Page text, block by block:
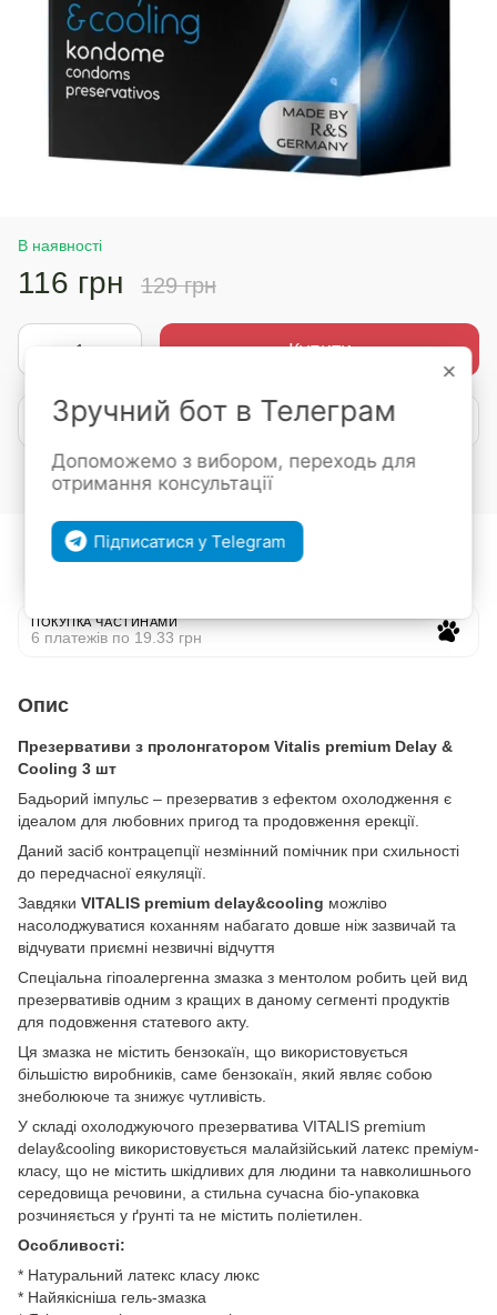
В наявності
116 грн 129 грн
Купити
Покупка частинами від mono
Увійтидля відображення накопичувальної знижки
До обраного
ПОКУПКА ЧАСТИНАМИ
6 платежів по 19.33 грн
Опис
Презервативи з пролонгатором Vitalis premium Delay &
Cooling 3 шт
Бадьорий імпульс – презерватив з ефектом охолодження є
ідеалом для любовних пригод та продовження ерекції.
Даний засіб контрацепції незмінний помічник при схильності
до передчасної еякуляції.
Завдяки VITALIS premium delay&cooling можліво
насолоджуватися коханням набагато довше ніж зазвичай та
відчувати приємні незвичні відчуття
Спеціальна гіпоалергенна змазка з ментолом робить цей вид
презервативів одним з кращих в даному сегменті продуктів
для подовження статевого акту.
Ця змазка не містить бензокаїн, що використовується
більшістю виробників, саме бензокаїн, який являє собою
знеболююче та знижує чутливість.
У складі охолоджуючого презерватива VITALIS premium
delay&cooling використовується малайзійський латекс преміум-
класу, що не містить шкідливих для людини та навколишнього
середовища речовини, а стильна сучасна біо-упаковка
розчиняється у ґрунті та не містить поліетилен.
Особливості:
* Натуральний латекс класу люкс
* Найякісніша гель-змазка
Зручний бот в Телеграм
Допоможемо з вибором, переходь для
отримання консультації
Підписатися у Telegram
×